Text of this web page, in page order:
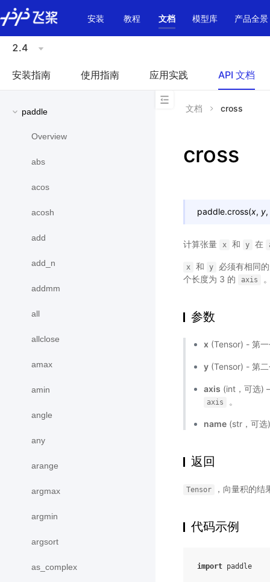
\u200E
安装
教程 文档 模型库 产品全景
2.4
安装指南 使用指南 应用实践 API 文档
paddle
Overview
abs
acos
acosh
add
add_n
addmm
all
allclose
amax
amin
angle
any
arange
argmax
argmin
argsort
as_complex
文档 cross
cross
paddle.cross(x, y,
计算张量 x 和 y 在
x 和 y
必须有相同
个长度为 3 的
axis
参数
x (Tensor) - 第
y (Tensor) - 第
axis (int，可选)
axis 。
name (str，可
返回
Tensor ，向量积的结
代码示例
import paddle